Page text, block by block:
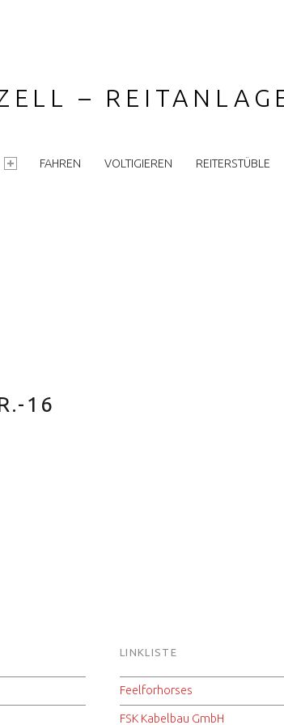
–
FAHREN VOLTIGIEREN REITERSTÜBLE
16
LINKLISTE
Feelforhorses
FSK Kabelbau GmbH